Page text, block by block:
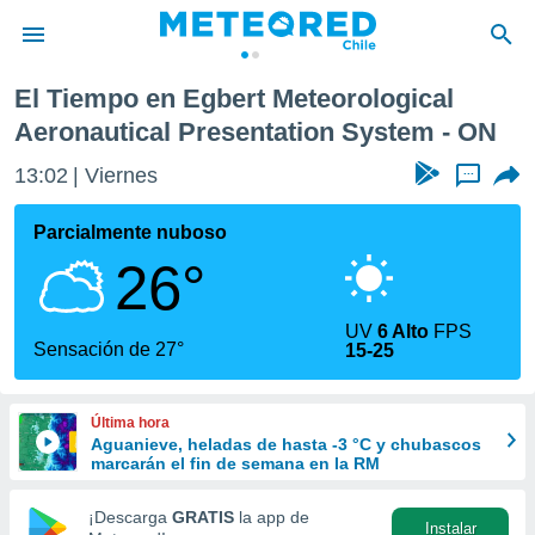
de
para
la
calidad.
a este
forma
digital
El Tiempo en Egbert Meteorological
Aeronautical Presentation System - ON
13:02 Viernes ...
Parcialmente nuboso
26°
Sensación de 27°
UV6 Alto FPS
15-25
Última hora
Aguanieve, heladas de hasta -3 °C y chubascos
marcarán el fin de semana en la RM
¡Descarga GRATIS la app de
Instalar